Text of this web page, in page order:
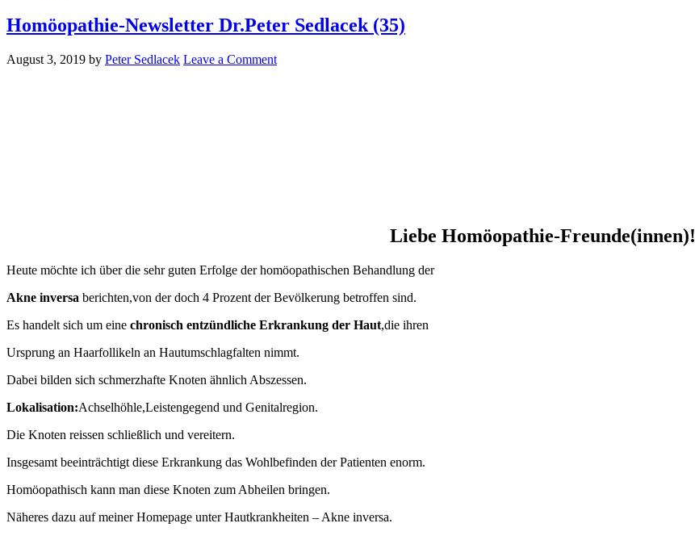
Homöopathie-Newsletter Dr.Peter Sedlacek (35)
August 3, 2019 by Peter Sedlacek Leave a Comment
Liebe Homöopathie-Freunde(innen)!
Heute möchte ich über die sehr guten Erfolge der homöopathischen Behandlung der
Akne inversa berichten,von der doch 4 Prozent der Bevölkerung betroffen sind.
Es handelt sich um eine chronisch entzündliche Erkrankung der Haut,die ihren
Ursprung an Haarfollikeln an Hautumschlagfalten nimmt.
Dabei bilden sich schmerzhafte Knoten ähnlich Abszessen.
Lokalisation:Achselhöhle,Leistengegend und Genitalregion.
Die Knoten reissen schließlich und vereitern.
Insgesamt beeinträchtigt diese Erkrankung das Wohlbefinden der Patienten enorm.
Homöopathisch kann man diese Knoten zum Abheilen bringen.
Näheres dazu auf meiner Homepage unter Hautkrankheiten – Akne inversa.